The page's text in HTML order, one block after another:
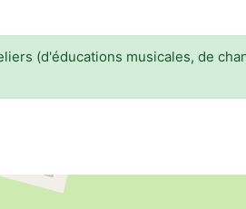
(d'éducations musicales, de